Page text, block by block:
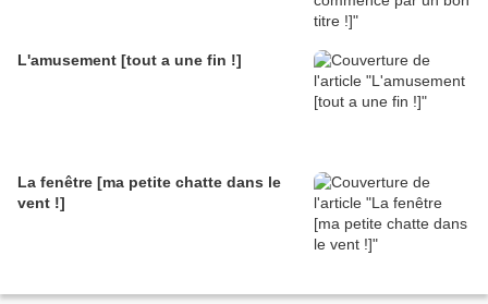
L'amusement [tout a une fin !]
La fenêtre [ma petite chatte dans le
vent !]